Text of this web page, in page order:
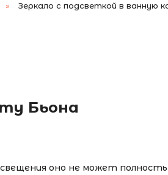
Зеркало с подсветкой в ванную
Бьона
оно не может